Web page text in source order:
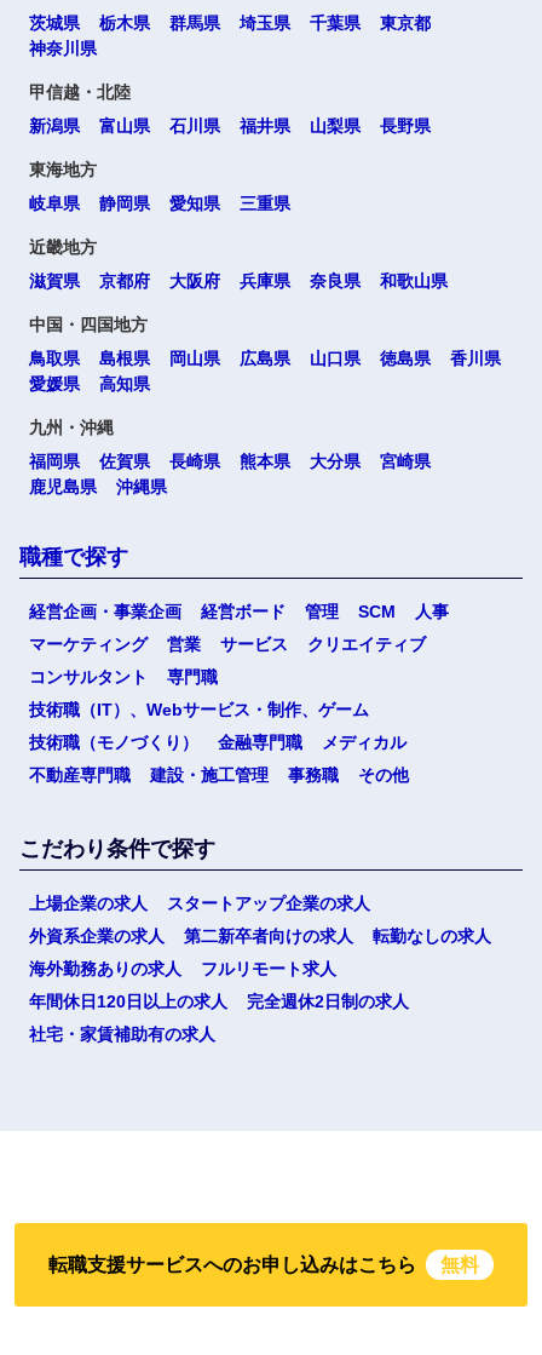
茨城県
栃木県 群馬県 埼玉県 千葉県
東京都
神奈川県
甲信越・北陸
新潟県
富山県 石川県 福井県 山梨県 長野県
東海地方
岐阜県
静岡県 愛知県 三重県
近畿地方
滋賀県
京都府 大阪府 兵庫県 奈良県 和歌山県
中国・四国地方
鳥取県
島根県 岡山県 広島県 山口県 徳島県
香川県
愛媛県
高知県
九州・沖縄
福岡県
佐賀県 長崎県 熊本県 大分県
宮崎県
鹿児島県
沖縄県
職種で探す
経営企画・事業企画 経営ボード 管理 SCM
人事
マーケティング
営業 サービス
クリエイティブ
コンサルタント
専門職
技術職（IT）、Webサービス・制作、ゲーム
技術職（モノづくり）
金融専門職
メディカル
不動産専門職
建設・施工管理 事務職 その他
こだわり条件で探す
上場企業の求人
スタートアップ企業の求人
外資系企業の求人
第二新卒者向けの求人
転勤なしの求人
海外勤務ありの求人
フルリモート求人
年間休日120日以上の求人
完全週休2日制の求人
社宅・家賃補助有の求人
転職支援サービスへのお申し込みはこちら 無料